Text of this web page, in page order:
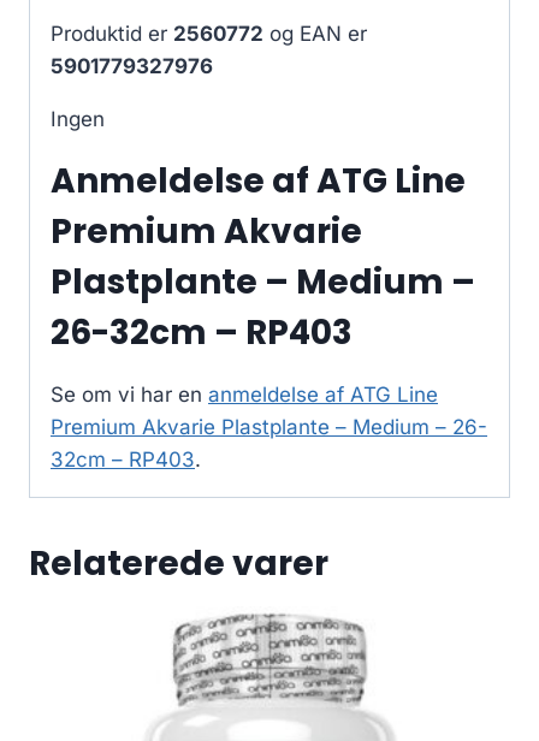
Produktid er 2560772 og EAN er
5901779327976
Ingen
Anmeldelse af ATG Line
Premium Akvarie
Plastplante – Medium –
26-32cm – RP403
Se om vi har en anmeldelse af ATG Line
Premium Akvarie Plastplante – Medium – 26-
32cm – RP403.
Relaterede varer